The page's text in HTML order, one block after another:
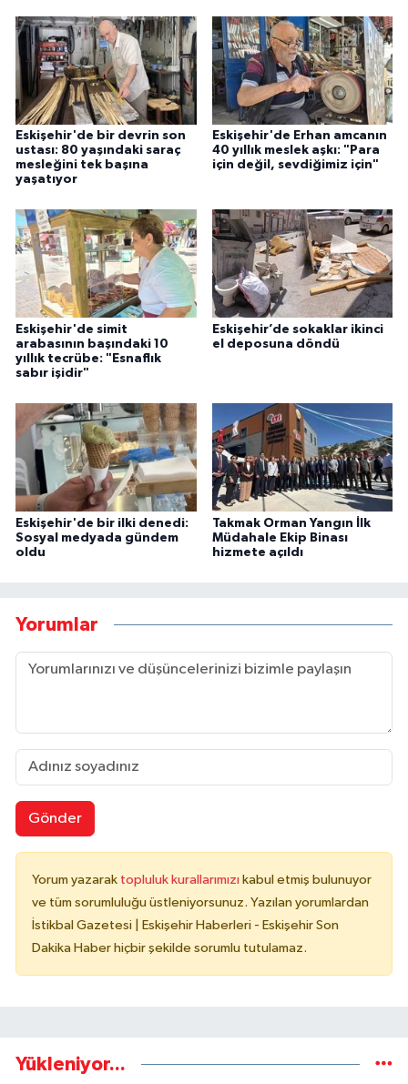
Eskişehir'de bir devrin son
ustası: 80 yaşındaki saraç
mesleğini tek başına
yaşatıyor
Eskişehir'de Erhan amcanın
40 yıllık meslek aşkı: "Para
için değil, sevdiğimiz için"
Eskişehir'de simit
arabasının başındaki 10
yıllık tecrübe: "Esnaflık
sabır işidir"
Eskişehir’de sokaklar ikinci
el deposuna döndü
Eskişehir'de bir ilki denedi:
Sosyal medyada gündem
oldu
Takmak Orman Yangın İlk
Müdahale Ekip Binası
hizmete açıldı
Yorumlar
Gönder
Yorum yazarak topluluk kurallarımızı kabul etmiş bulunuyor
ve tüm sorumluluğu üstleniyorsunuz. Yazılan yorumlardan
İstikbal Gazetesi | Eskişehir Haberleri - Eskişehir Son
Dakika Haber hiçbir şekilde sorumlu tutulamaz.
Yükleniyor...